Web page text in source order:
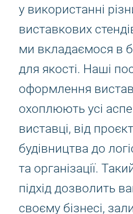
у використанні
виставкових
ми вкладаємося в
для якості. Наші
оформлення
охоплюють усі
виставці, від
будівництва до
та організації.
підхід дозволить
своєму бізнесі,